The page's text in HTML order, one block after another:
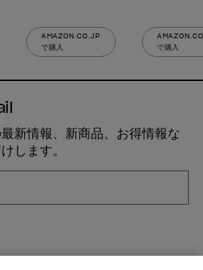
AMAZON.CO.JP
で購入
で購入
新情報、新商品、お得情報な
します。